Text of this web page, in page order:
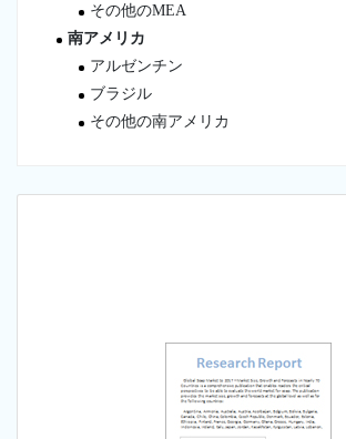
その他のMEA
南アメリカ
アルゼンチン
ブラジル
その他の南アメリカ